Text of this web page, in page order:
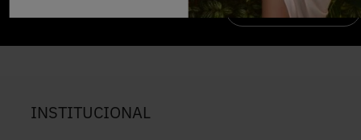
CADASTRAR
INSTITUCIONAL